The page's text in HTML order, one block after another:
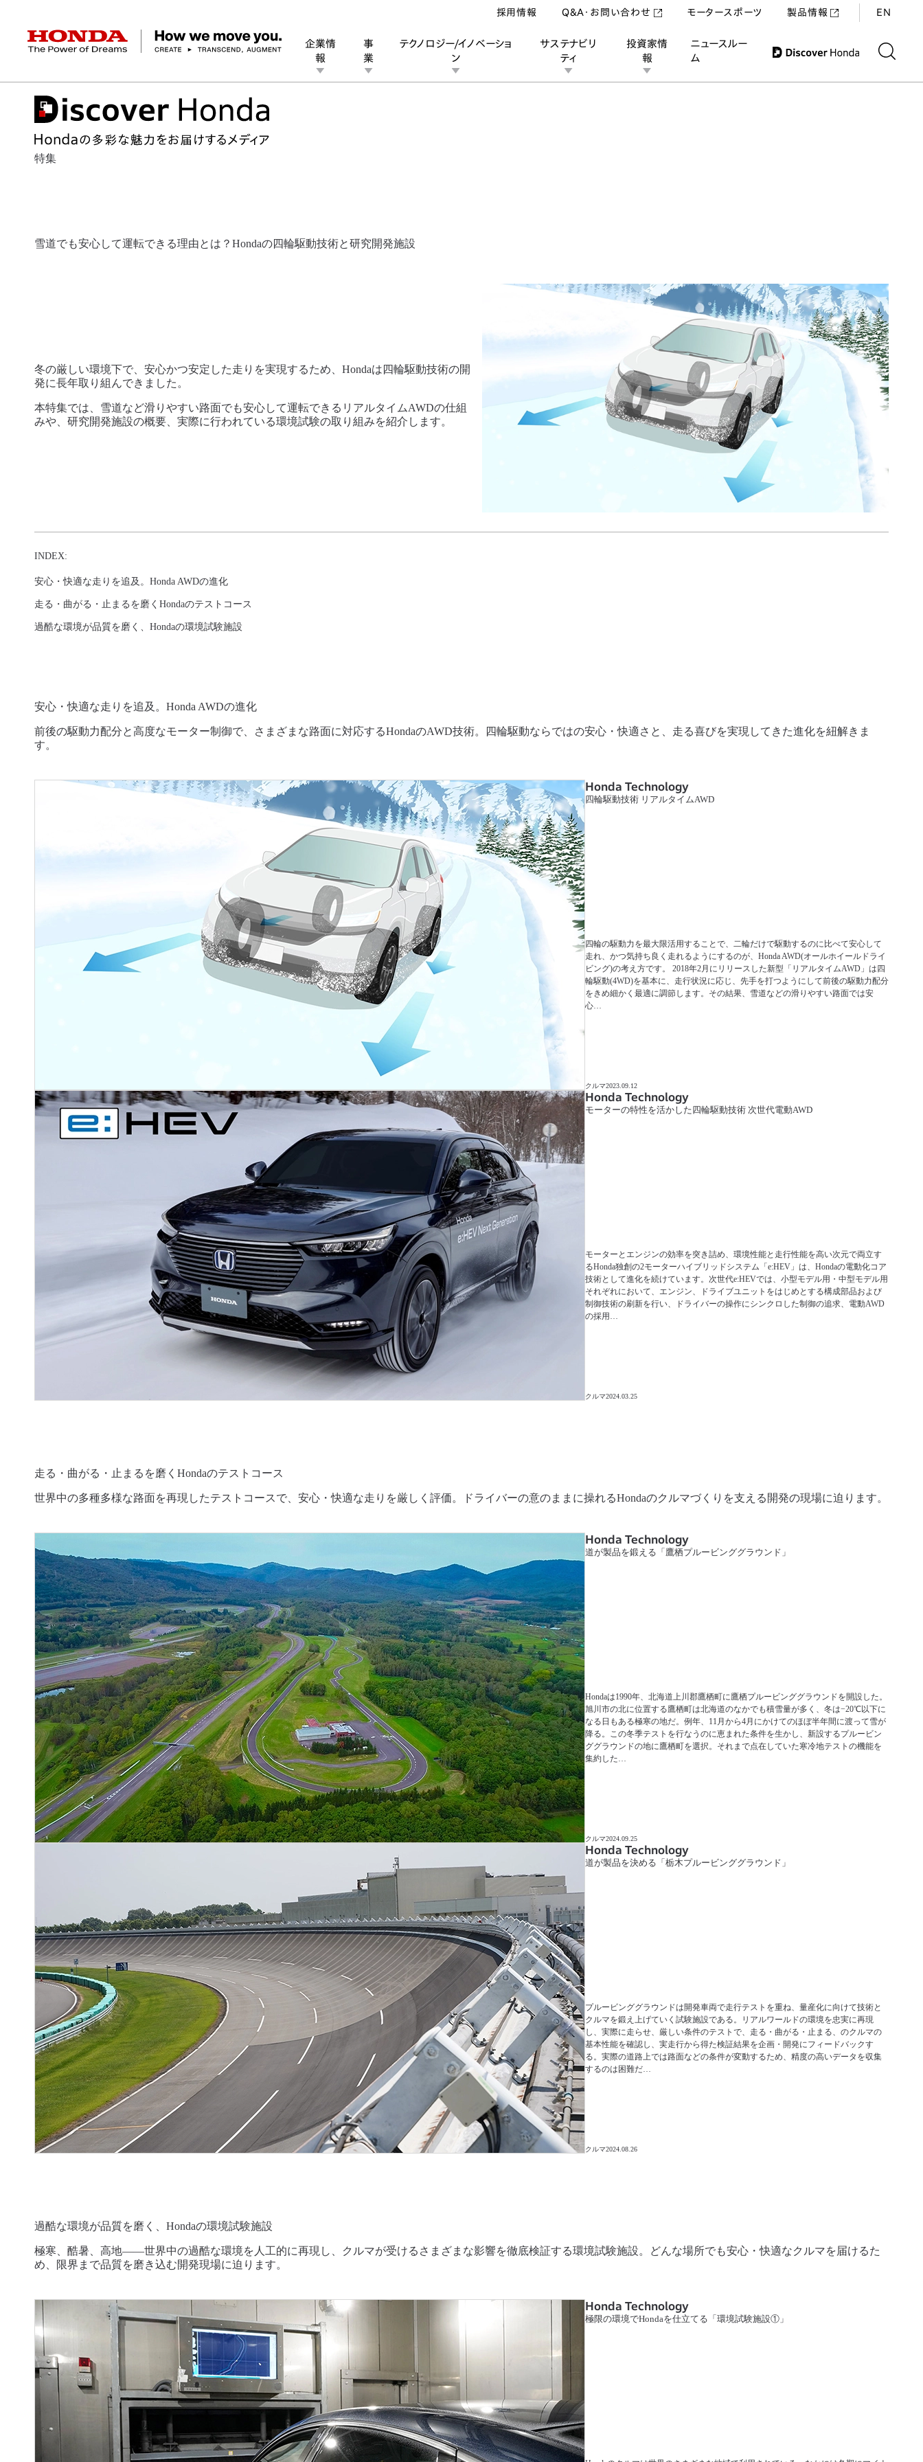
HONDA The Power of Dreams
企業情
報
企業情報 トップ
社長メッセージ 経営方針 会社概要 ヒストリー
事
業
事業 トップ
クルマ バイク パワープロダクツ マリン その他事業
テクノロジー/イノベーショ
ン
テクノロジー/イノベーション トップ
研究開発 テクノロジー デザイン オープンイノベーション
サステナビリ
ティ
サステナビリティ トップ
ESGレポート Honda Report 環境 社会
投資家情
報
投資家情報 トップ
経営方針 IR資料室 財務・業績情報 株式・債券情報
ニュースルー
ム
ニュースルーム
ニュースルーム
Discover Honda
Discover Honda
採用情報 Q&A・お問い合わせ モータースポーツ 製品情報 EN
特集
雪道でも安心して運転できる理由とは？Hondaの四輪駆動技術と研究開発施設
冬の厳しい環境下で、安心かつ安定した走りを実現するため、Hondaは四輪駆動技術の開
発に長年取り組んできました。
本特集では、雪道など滑りやすい路面でも安心して運転できるリアルタイムAWDの仕組
みや、研究開発施設の概要、実際に行われている環境試験の取り組みを紹介します。
INDEX:
安心・快適な走りを追及。Honda AWDの進化
走る・曲がる・止まるを磨くHondaのテストコース
過酷な環境が品質を磨く、Hondaの環境試験施設
安心・快適な走りを追及。Honda AWDの進化
前後の駆動力配分と高度なモーター制御で、さまざまな路面に対応するHondaのAWD技術。四輪駆動ならではの安心・快適さと、走る喜びを実現してきた進化を紐解きま
す。
Honda Technology
四輪駆動技術 リアルタイムAWD
クルマ2023.09.12
四輪の駆動力を最大限活用することで、二輪だけで駆動するのに比べて安心して
走れ、かつ気持ち良く走れるようにするのが、Honda AWD(オールホイールドライ
ビング)の考え方です。 2018年2月にリリースした新型「リアルタイムAWD」は四
輪駆動(4WD)を基本に、走行状況に応じ、先手を打つようにして前後の駆動力配分
をきめ細かく最適に調節します。その結果、雪道などの滑りやすい路面では安
心…
Honda Technology
モーターの特性を活かした四輪駆動技術 次世代電動AWD
クルマ2024.03.25
モーターとエンジンの効率を突き詰め、環境性能と走行性能を高い次元で両立す
るHonda独創の2モーターハイブリッドシステム「e:HEV」は、Hondaの電動化コア
技術として進化を続けています。次世代e:HEVでは、小型モデル用・中型モデル用
それぞれにおいて、エンジン、ドライブユニットをはじめとする構成部品および
制御技術の刷新を行い、ドライバーの操作にシンクロした制御の追求、電動AWD
の採用…
走る・曲がる・止まるを磨くHondaのテストコース
世界中の多種多様な路面を再現したテストコースで、安心・快適な走りを厳しく評価。ドライバーの意のままに操れるHondaのクルマづくりを支える開発の現場に迫ります。
Honda Technology
道が製品を鍛える「鷹栖プルービンググラウンド」
クルマ2024.09.25
Hondaは1990年、北海道上川郡鷹栖町に鷹栖プルービンググラウンドを開設した。
旭川市の北に位置する鷹栖町は北海道のなかでも積雪量が多く、冬は−20℃以下に
なる日もある極寒の地だ。例年、11月から4月にかけてのほぼ半年間に渡って雪が
降る。この冬季テストを行なうのに恵まれた条件を生かし、新設するプルービン
ググラウンドの地に鷹栖町を選択。それまで点在していた寒冷地テストの機能を
集約した…
Honda Technology
道が製品を決める「栃木プルービンググラウンド」
クルマ2024.08.26
プルービンググラウンドは開発車両で走行テストを重ね、量産化に向けて技術と
クルマを鍛え上げていく試験施設である。リアルワールドの環境を忠実に再現
し、実際に走らせ、厳しい条件のテストで、走る・曲がる・止まる、のクルマの
基本性能を確認し、実走行から得た検証結果を企画・開発にフィードバックす
る。実際の道路上では路面などの条件が変動するため、精度の高いデータを収集
するのは困難だ…
過酷な環境が品質を磨く、Hondaの環境試験施設
極寒、酷暑、高地――世界中の過酷な環境を人工的に再現し、クルマが受けるさまざまな影響を徹底検証する環境試験施設。どんな場所でも安心・快適なクルマを届けるた
め、限界まで品質を磨き込む開発現場に迫ります。
Honda Technology
極限の環境でHondaを仕立てる「環境試験施設①」